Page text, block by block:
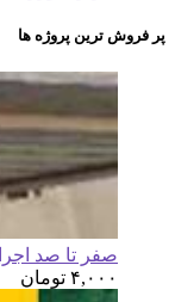
پر فروش ترین پروژه ها
صفر تا صد
۴,۰۰۰ تومان